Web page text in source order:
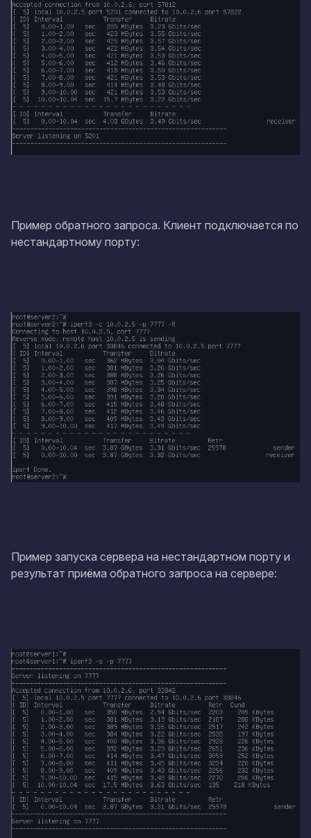
Пример обратного запроса. Клиент подключается по
нестандартному порту:
Пример запуска сервера на нестандартном порту и
результат приёма обратного запроса на сервере: